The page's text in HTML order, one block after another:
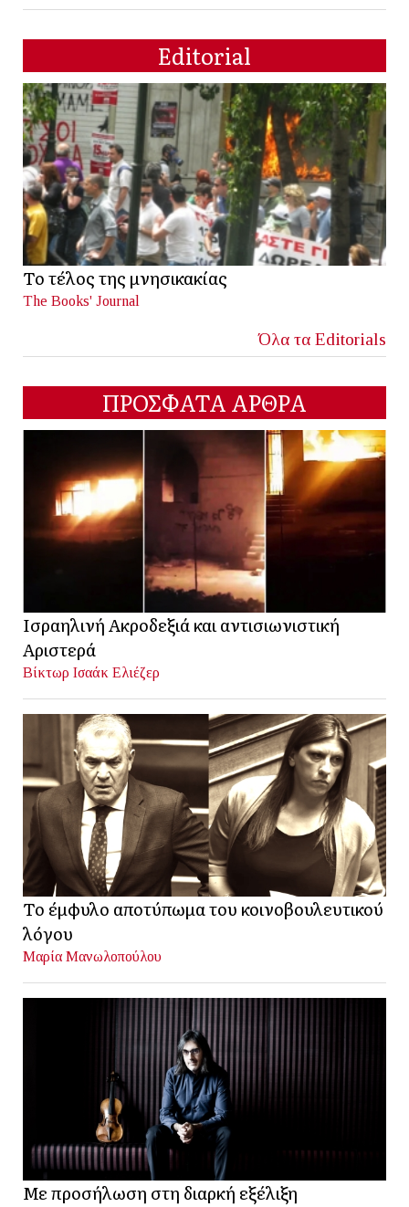
Editorial
Το τέλος της μνησικακίας
The Books' Journal
Όλα τα Editorials
ΠΡΟΣΦΑΤΑ ΑΡΘΡΑ
Ισραηλινή Ακροδεξιά και αντισιωνιστική
Αριστερά
Βίκτωρ Ισαάκ Ελιέζερ
Το έμφυλο αποτύπωμα του κοινοβουλευτικού
λόγου
Μαρία Μανωλοπούλου
Με προσήλωση στη διαρκή εξέλιξη